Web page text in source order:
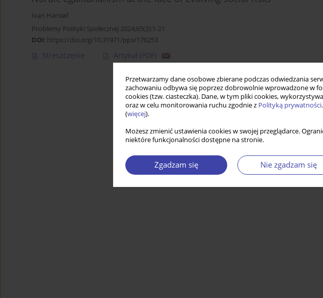
Przetwarzamy dane osobowe zbierane podczas odwiedzania
zachowaniu odbywa się poprzez dobrowolnie wprowadzone w
cookies (tzw. ciasteczka). Dane, w tym pliki cookies,
oraz w celu monitorowania ruchu zgodnie z Polityką prywatności
(więcej).
Możesz zmienić ustawienia cookies w swojej przeglądarce.
niektóre funkcjonalności dostępne na stronie.
Zgadzam się Nie zgadzam się
Ivan Harsløf
Problemy Polityki Społecznej 2024;65(2):1-21
DOI: https://doi.org/10.31971/pps/176253
Streszczenie Artykuł (PDF)